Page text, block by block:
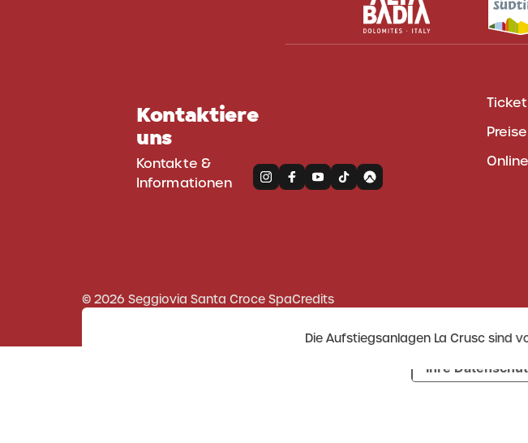
Die Aufstiegsanlagen La Crusc sind
Kontaktiere
uns
Kontakte &
Informationen
© 2026 Seggiovia Santa Croce SpaCredits
Ihre